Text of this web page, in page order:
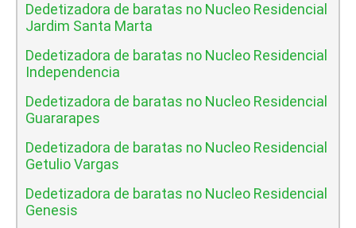
Dedetizadora de baratas no Nucleo Residencial
Jardim Santa Marta
Dedetizadora de baratas no Nucleo Residencial
Independencia
Dedetizadora de baratas no Nucleo Residencial
Guararapes
Dedetizadora de baratas no Nucleo Residencial
Getulio Vargas
Dedetizadora de baratas no Nucleo Residencial
Genesis